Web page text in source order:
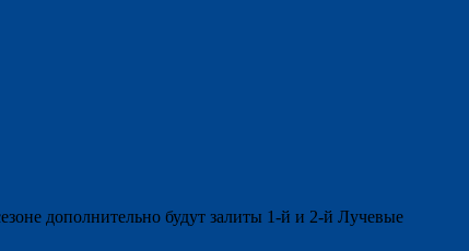
дополнительно будут залиты 1-й и 2-й Лучевые